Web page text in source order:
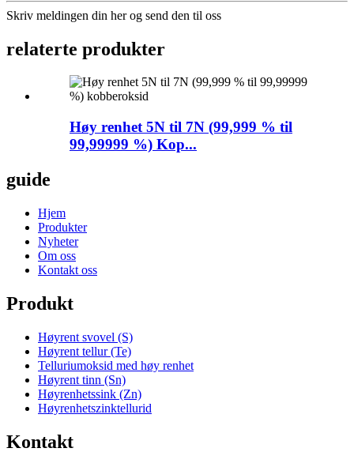
Skriv meldingen din her og send den til oss
relaterte produkter
Høy renhet 5N til 7N (99,999 % til
99,99999 %) Kop...
guide
Hjem
Produkter
Nyheter
Om oss
Kontakt oss
Produkt
Høyrent svovel (S)
Høyrent tellur (Te)
Telluriumoksid med høy renhet
Høyrent tinn (Sn)
Høyrenhetssink (Zn)
Høyrenhetszinktellurid
Kontakt